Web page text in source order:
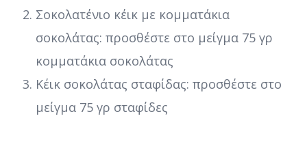
Σοκολατένιο κέικ με κομματάκια
σοκολάτας: προσθέστε στο μείγμα 75 γρ
κομματάκια σοκολάτας
Κέικ σοκολάτας σταφίδας: προσθέστε στο
μείγμα 75 γρ σταφίδες